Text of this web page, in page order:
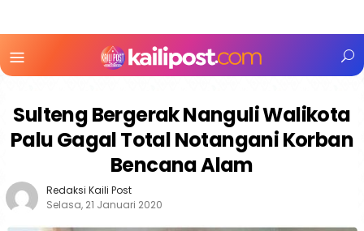
Mobile
Sulteng Bergerak Nanguli Walikota
Palu Gagal Total Notangani Korban
Bencana Alam
Redaksi Kaili Post
Selasa, 21 Januari 2020